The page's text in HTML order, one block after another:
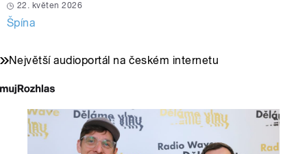
22. květen 2026
Špína
Největší audioportál na českém internetu